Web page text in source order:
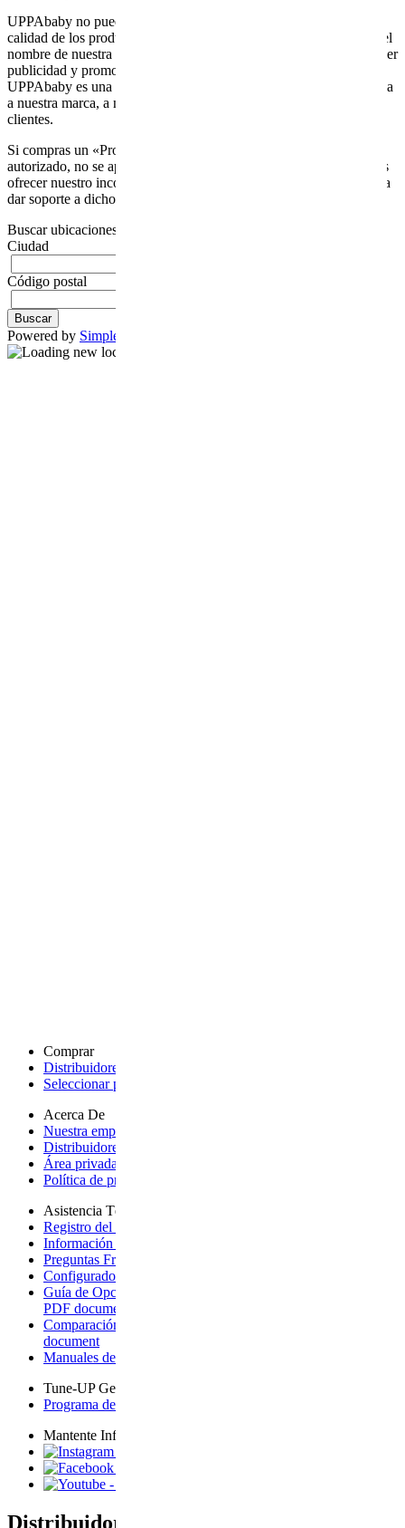
UPPAbaby no puede hacerse responsable de la autenticidad o
calidad de los productos que se promocionan o venden utilizando el
nombre de nuestra marca en distribuidores no autorizados. Cualquier
publicidad y promoción de productos de este tipo bajo la marca de
UPPAbaby es una violación de nuestra propiedad intelectual y daña
a nuestra marca, a nuestros distribuidores autorizados y a nuestros
clientes.
Si compras un «Producto UPPAbaby» a un distribuidor no
autorizado, no se aplicará la garantía de UPPAbaby y no podremos
ofrecer nuestro incomparable equipo de experiencia del cliente para
dar soporte a dichos productos.
Buscar ubicaciones cerca de:
Ciudad
Código postal
Powered by SimpleMap
Comprar
Distribuidores autorizados
Seleccionar país
Acerca De
Nuestra empresa
Distribuidores internacionales
Área privada tienda
Política de privacidad
Asistencia Técnica
Registro del producto + Garantía
Información sobre la garantía
Preguntas Frecuentes
Configurador para Vista
Guía de Opciones de Ampliación para Vista
PDF document
Comparación de carritos de bebé
document
Manuales de Productos
Tune-UP Gear-UP
Programa de Eventos
Mantente Informado
- opens page on an external site
Distribuidor oficial de UPPAbaby en